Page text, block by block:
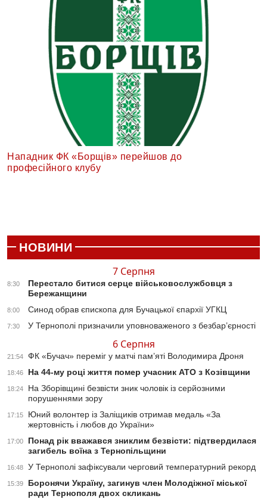
Нападник ФК «Борщів» перейшов до
професійного клубу
НОВИНИ
7 Серпня
8:30
Перестало битися серце військовослужбовця з
Бережанщини
8:00 Синод обрав єпископа для Бучацької єпархії УГКЦ
7:30 У Тернополі призначили уповноваженого з безбар’єрності
6 Серпня
21:54 ФК «Бучач» переміг у матчі пам’яті Володимира Дроня
18:46 На 44-му році життя помер учасник АТО з Козівщини
18:24
На Зборівщині безвісти зник чоловік із серйозними
порушеннями зору
17:15
Юний волонтер із Заліщиків отримав медаль «За
жертовність і любов до України»
17:00
Понад рік вважався зниклим безвісти: підтвердилася
загибель воїна з Тернопільщини
16:48 У Тернополі зафіксували черговий температурний рекорд
15:39
Боронячи Україну, загинув член Молодіжної міської
ради Тернополя двох скликань